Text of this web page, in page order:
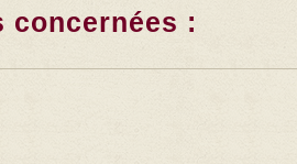
concernées :